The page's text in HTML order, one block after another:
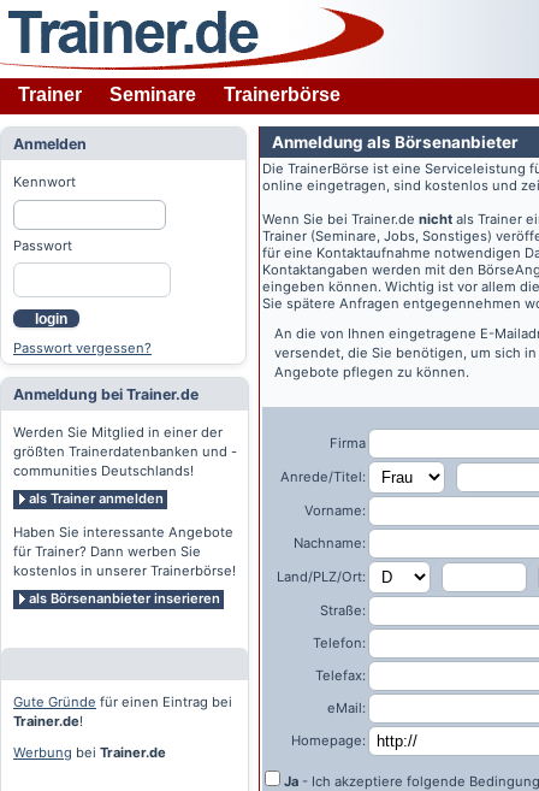
Trainer Seminare Trainerbörse
Anmelden
Kennwort
Passwort
login
Passwort vergessen?
Anmeldung bei Trainer.de
Werden Sie Mitglied in einer der
größten Trainerdatenbanken und -
communities Deutschlands!
als Trainer anmelden
Haben Sie interessante Angebote
für Trainer? Dann werben Sie
kostenlos in unserer Trainerbörse!
als Börsenanbieter inserieren
Gute Gründe für einen Eintrag bei
Trainer.de!
Werbung bei Trainer.de
Anmeldung als Börsenanbieter
Die TrainerBörse ist eine Serviceleistung
online eingetragen, sind kostenlos und
Wenn Sie bei Trainer.de nicht als Trainer
Trainer (Seminare, Jobs, Sonstiges)
für eine Kontaktaufnahme notwendigen
Kontaktangaben werden mit den
eingeben können. Wichtig ist vor allem
Sie spätere Anfragen entgegennehmen
An die von Ihnen eingetragene E-
versendet, die Sie benötigen, um sich
Angebote pflegen zu können.
Firma
Anrede/Titel:
Vorname:
Nachname:
Land/PLZ/Ort:
Straße:
Telefon:
Telefax:
eMail:
Homepage:
Ja - Ich akzeptiere folgende